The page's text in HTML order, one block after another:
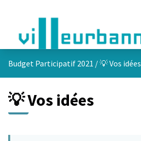
Budget Participatif 2021 /💡 Vos idées
💡 Vos idées
Passer la carte